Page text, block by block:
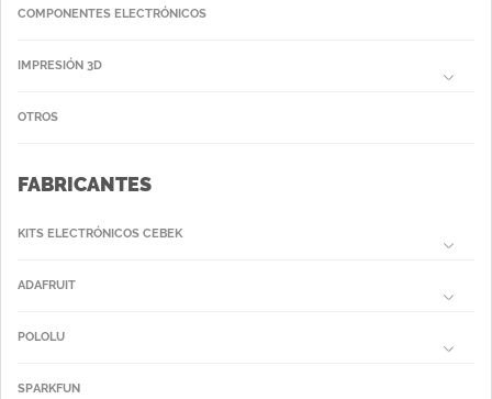
COMPONENTES ELECTRÓNICOS
IMPRESIÓN 3D
OTROS
FABRICANTES
KITS ELECTRÓNICOS CEBEK
ADAFRUIT
POLOLU
SPARKFUN